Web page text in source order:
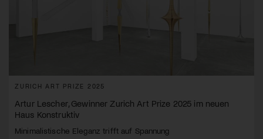
ZURICH ART PRIZE 2025
Artur Lescher, Gewinner Zurich Art Prize 2025 im neuen
Haus Konstruktiv
Minimalistische Eleganz trifft auf Spannung